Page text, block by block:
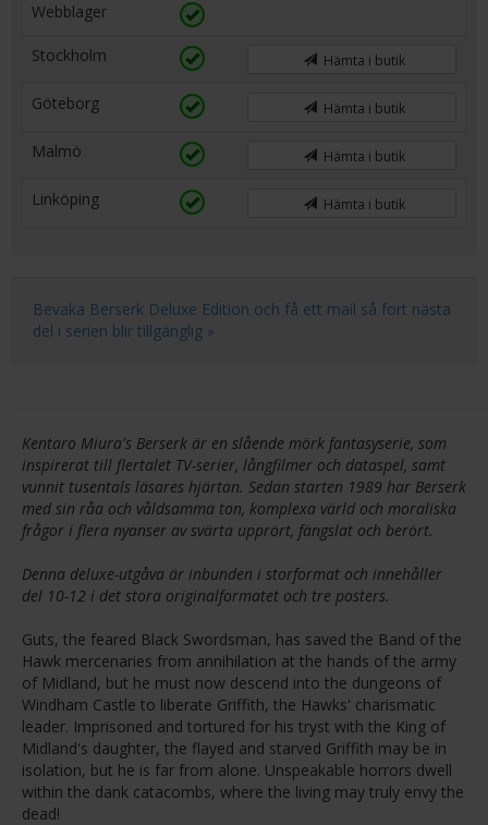
Webblager
Stockholm Hämta i butik
Göteborg Hämta i butik
Malmö Hämta i butik
Linköping Hämta i butik
Bevaka Berserk Deluxe Edition och få ett mail så fort nästa
del i serien blir tillgänglig »
Kentaro Miura's Berserk är en slående mörk fantasyserie, som
inspirerat till flertalet TV-serier, långfilmer och dataspel, samt
vunnit tusentals läsares hjärtan. Sedan starten 1989 har Berserk
med sin råa och våldsamma ton, komplexa värld och moraliska
frågor i flera nyanser av svärta upprört, fängslat och berört.
Denna deluxe-utgåva är inbunden i storformat och innehåller
del 10-12 i det stora originalformatet och tre posters.
Guts, the feared Black Swordsman, has saved the Band of the
Hawk mercenaries from annihilation at the hands of the army
of Midland, but he must now descend into the dungeons of
Windham Castle to liberate Griffith, the Hawks' charismatic
leader. Imprisoned and tortured for his tryst with the King of
Midland's daughter, the flayed and starved Griffith may be in
isolation, but he is far from alone. Unspeakable horrors dwell
within the dank catacombs, where the living may truly envy the
dead!